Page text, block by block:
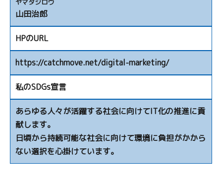
山田治郎
HPのURL
https://catchmove.net/digital-marketing/
私のSDGs宣言
あらゆる人々が活躍する社会に向けてIT化の推進に貢
献します。
日頃から持続可能な社会に向けて環境に負担がかから
ない選択を心掛けています。